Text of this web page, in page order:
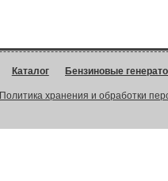
Каталог Бензиновые
Политика хранения и обработки